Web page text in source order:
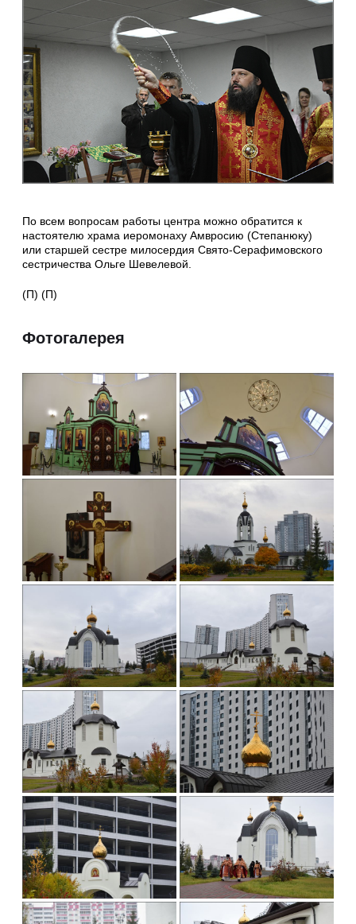
По всем вопросам работы центра можно обратится к
настоятелю храма иеромонаху Амвросию (Степанюку)
или старшей сестре милосердия Свято-Серафимовского
сестричества Ольге Шевелевой.
(П) (П)
Фотогалерея